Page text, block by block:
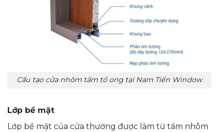
Cấu tạo cửa nhôm tấm tổ ong tại Nam Tiến Window
Lớp bề mặt
Lớp bề mặt của cửa thường được làm từ tấm nhôm